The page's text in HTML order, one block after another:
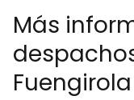
Más
Fuengirola